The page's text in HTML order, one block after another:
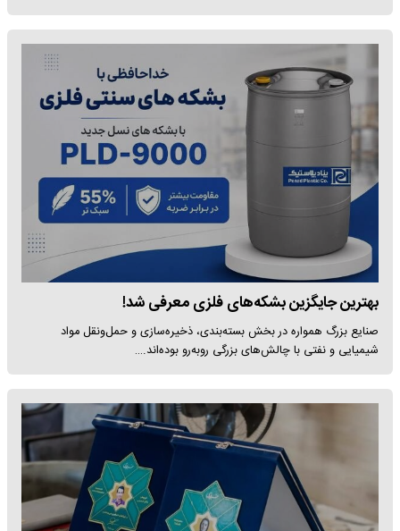
بهترین جایگزین بشکه‌های فلزی معرفی شد!
صنایع بزرگ همواره در بخش بسته‌بندی، ذخیره‌سازی و حمل‌ونقل مواد
شیمیایی و نفتی با چالش‌های بزرگی روبه‌رو بوده‌اند.…